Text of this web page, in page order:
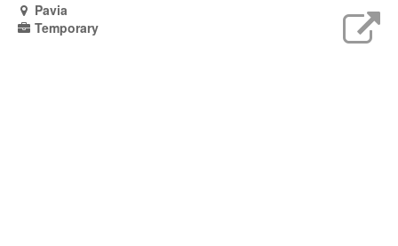
Pavia
Temporary